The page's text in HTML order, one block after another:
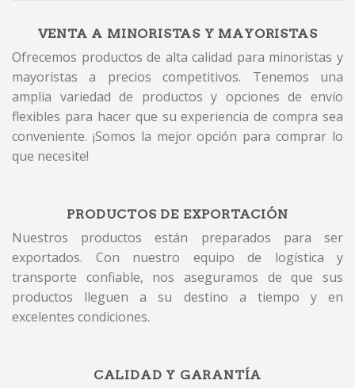
VENTA A MINORISTAS Y MAYORISTAS
Ofrecemos productos de alta calidad para minoristas y
mayoristas a precios competitivos. Tenemos una
amplia variedad de productos y opciones de envío
flexibles para hacer que su experiencia de compra sea
conveniente. ¡Somos la mejor opción para comprar lo
que necesite!
PRODUCTOS DE EXPORTACIÓN
Nuestros productos están preparados para ser
exportados. Con nuestro equipo de logística y
transporte confiable, nos aseguramos de que sus
productos lleguen a su destino a tiempo y en
excelentes condiciones.
CALIDAD Y GARANTÍA